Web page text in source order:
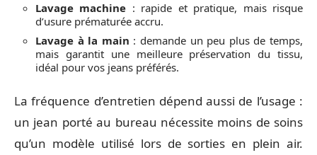
Lavage machine : rapide et pratique, mais risque
d’usure prématurée accru.
Lavage à la main : demande un peu plus de temps,
mais garantit une meilleure préservation du tissu,
idéal pour vos jeans préférés.
La fréquence d’entretien dépend aussi de l’usage :
un jean porté au bureau nécessite moins de soins
qu’un modèle utilisé lors de sorties en plein air.